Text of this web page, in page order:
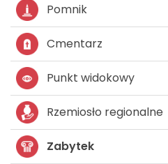
Pomnik
Cmentarz
Punkt widokowy
Rzemiosło regionalne
Zabytek